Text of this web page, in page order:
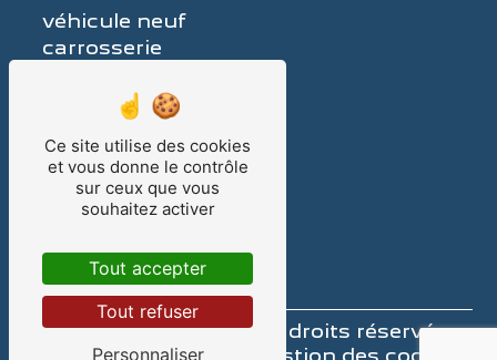
véhicule neuf
carrosserie
voiture neuve
garage Peugeot
voiture d'occasion
utilitaire
véhicule d'occasion
véhicule de société
réparateur Peugeot
©Vistalid- 2026 - Tous droits réservés -
Mentions légales
Gestion des cookies
Ce site utilise des cookies
et vous donne le contrôle
sur ceux que vous
souhaitez activer
Tout accepter
Tout refuser
Personnaliser